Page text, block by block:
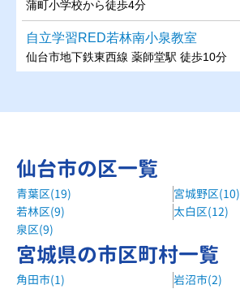
蒲町小学校から徒歩4分
自立学習RED若林南小泉教室
仙台市地下鉄東西線 薬師堂駅 徒歩10分
地下鉄南北線河原町駅徒歩5分
沖野小学校より徒歩3分
個別教室のアップル五橋駅前教室
地下鉄南２・荒町方面口から1分
仙台市の区一覧
青葉区(19)
宮城野区(10)
若林区(9)
太白区(12)
泉区(9)
宮城県の市区町村一覧
角田市(1)
岩沼市(2)